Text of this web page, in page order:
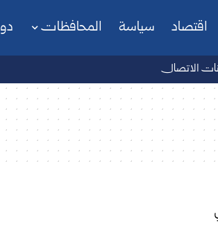
اقتصاد سياسة المحافظات
الاتصال